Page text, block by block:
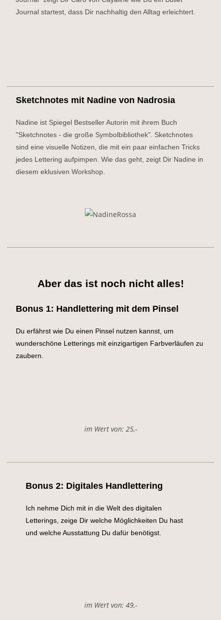
Journal startest, dass Dir nachhaltig den Alltag erleichtert.
Sketchnotes mit Nadine von Nadrosia
Nadine ist Spiegel Bestseller Autorin mit ihrem Buch
"Sketchnotes - die große Symbolbibliothek". Sketchnotes
sind eine visuelle Notizen, die mit ein paar einfachen Tricks
jedes Lettering aufpimpen. Wie das geht, zeigt Dir Nadine in
diesem eklusiven Workshop.
Aber das ist noch nicht alles!
Bonus 1: Handlettering mit dem Pinsel
Du erfährst wie Du einen Pinsel nutzen kannst, um
wunderschöne Letterings mit einzigartigen Farbverläufen zu
zaubern.
im Wert von: 25,-
Bonus 2: Digitales Handlettering
Ich nehme Dich mit in die Welt des digitalen
Letterings, zeige Dir welche Möglichkeiten Du hast
und welche Ausstattung Du dafür benötigst.
im Wert von: 49,-